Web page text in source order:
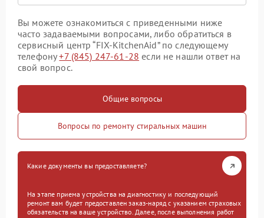
Вы можете ознакомиться с приведенными ниже
часто задаваемыми вопросами, либо обратиться в
сервисный центр “FIX-KitchenAid” по следующему
телефону+7 (845) 247-61-28 если не нашли ответ на
свой вопрос.
Общие вопросы
Вопросы по ремонту стиральных машин
Какие документы вы предоставляете?
На этапе приема устройства на диагностику и последующий
ремонт вам будет предоставлен заказ-наряд с указанием страховых
обязательств на ваше устройство. Далее, после выполнения работ